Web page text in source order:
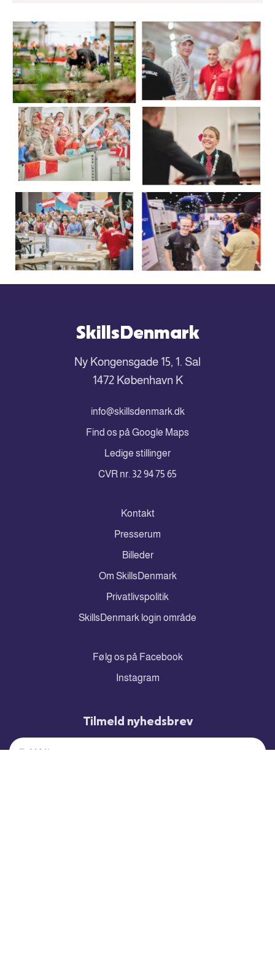
SkillsDenmark
Ny Kongensgade 15, 1. Sal
1472 København K
info@skillsdenmark.dk
Find os på Google Maps
Ledige stillinger
CVR nr. 32 94 75 65
Kontakt
Presserum
Billeder
Om SkillsDenmark
Privatlivspolitik
SkillsDenmark login område
Følg os på Facebook
Instagram
Tilmeld nyhedsbrev